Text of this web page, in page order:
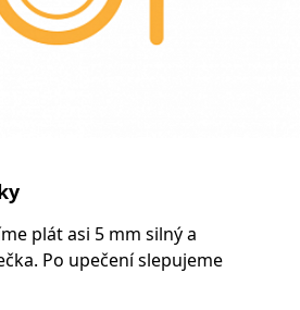
plát asi 5 mm silný a
Po upečení slepujeme